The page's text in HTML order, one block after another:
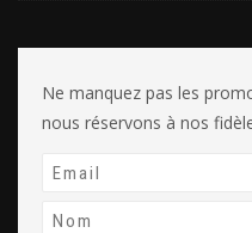
Ne manquez pas les
nous réservons à nos